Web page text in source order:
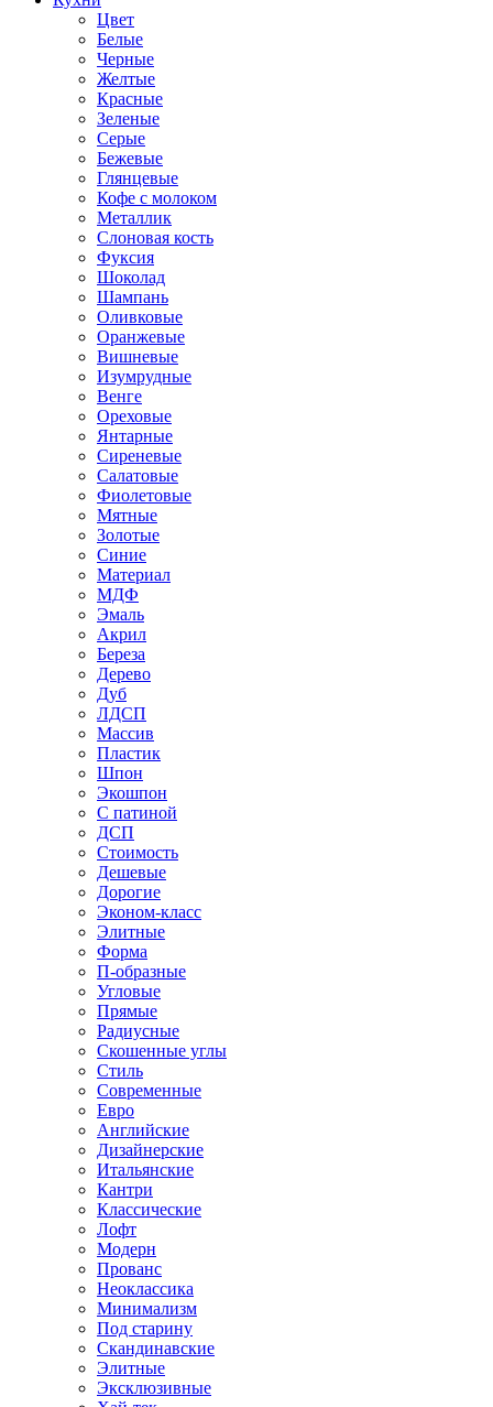
Цвет
Белые
Черные
Желтые
Красные
Зеленые
Серые
Бежевые
Глянцевые
Кофе с молоком
Металлик
Слоновая кость
Фуксия
Шоколад
Шампань
Оливковые
Оранжевые
Вишневые
Изумрудные
Венге
Ореховые
Янтарные
Сиреневые
Салатовые
Фиолетовые
Мятные
Золотые
Синие
Материал
МДФ
Эмаль
Акрил
Береза
Дерево
Дуб
ЛДСП
Массив
Пластик
Шпон
Экошпон
С патиной
ДСП
Стоимость
Дешевые
Дорогие
Эконом-класс
Элитные
Форма
П-образные
Угловые
Прямые
Радиусные
Скошенные углы
Стиль
Современные
Евро
Английские
Дизайнерские
Итальянские
Кантри
Классические
Лофт
Модерн
Прованс
Неоклассика
Минимализм
Под старину
Скандинавские
Элитные
Эксклюзивные